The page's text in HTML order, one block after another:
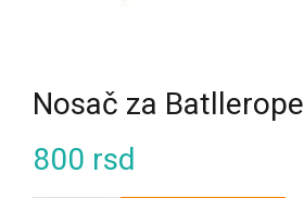
Nosač za Batllerope
800 rsd